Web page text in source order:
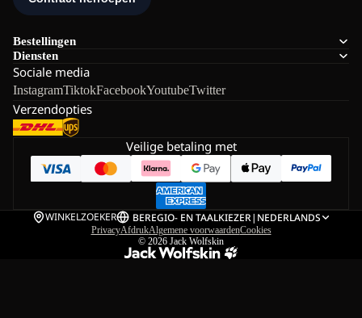
Bestellingen
Diensten
Sociale media
InstagramTiktokFacebookYoutubeTwitter
Verzendopties
Veilige betaling met
WINKELZOEKER BEREGIO- EN TAALKIEZER| NEDERLANDS
PrivacyAfdrukAlgemene voorwaardenCookies
© 2026 Jack Wolfskin